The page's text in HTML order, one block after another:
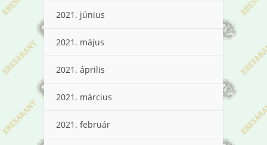
2021. június
2021. május
2021. április
2021. március
2021. február